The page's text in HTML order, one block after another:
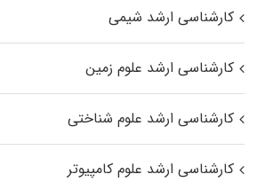
کارشناسی ارشد شیمی
کارشناسی ارشد علوم زمین
کارشناسی ارشد علوم شناختی
کارشناسی ارشد علوم کامپیوتر